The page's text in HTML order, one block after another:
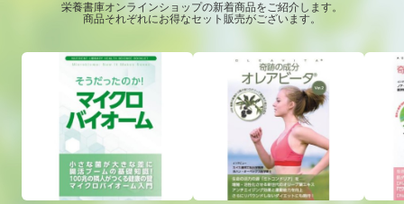
栄養書庫オンラインショップの新着商品をご紹介します。
商品それぞれにお得なセット販売がございます。